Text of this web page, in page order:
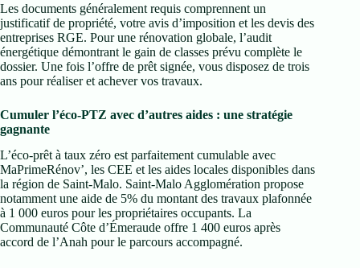
Les documents généralement requis comprennent un
justificatif de propriété, votre avis d’imposition et les devis des
entreprises RGE. Pour une rénovation globale, l’audit
énergétique démontrant le gain de classes prévu complète le
dossier. Une fois l’offre de prêt signée, vous disposez de trois
ans pour réaliser et achever vos travaux.
Cumuler l’éco-PTZ avec d’autres aides : une stratégie
gagnante
L’éco-prêt à taux zéro est parfaitement cumulable avec
MaPrimeRénov’, les CEE et les aides locales disponibles dans
la région de Saint-Malo. Saint-Malo Agglomération propose
notamment une aide de 5% du montant des travaux plafonnée
à 1 000 euros pour les propriétaires occupants. La
Communauté Côte d’Émeraude offre 1 400 euros après
accord de l’Anah pour le parcours accompagné.